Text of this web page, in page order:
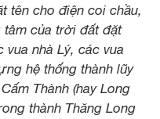
tên cho điện coi chầu,
tâm của trời đất đặt
nhà Lý, các vua
hệ thống thành lũy
Thành (hay Long
thành Thăng Long